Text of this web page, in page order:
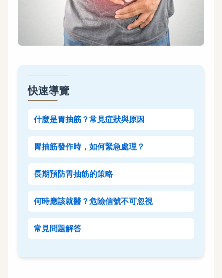
快速導覽
什麼是胃抽筋？常見症狀與原因
胃抽筋發作時，如何緊急處理？
長期預防胃抽筋的策略
何時應該就醫？危險信號不可忽視
常見問題解答